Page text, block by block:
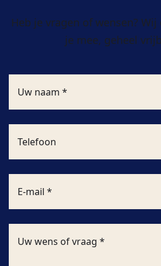
Heb je vragen of wensen?
je mee, geheel